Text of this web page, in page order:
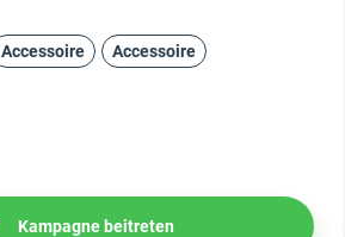
Accessoire Accessoire
Kampagne beitreten